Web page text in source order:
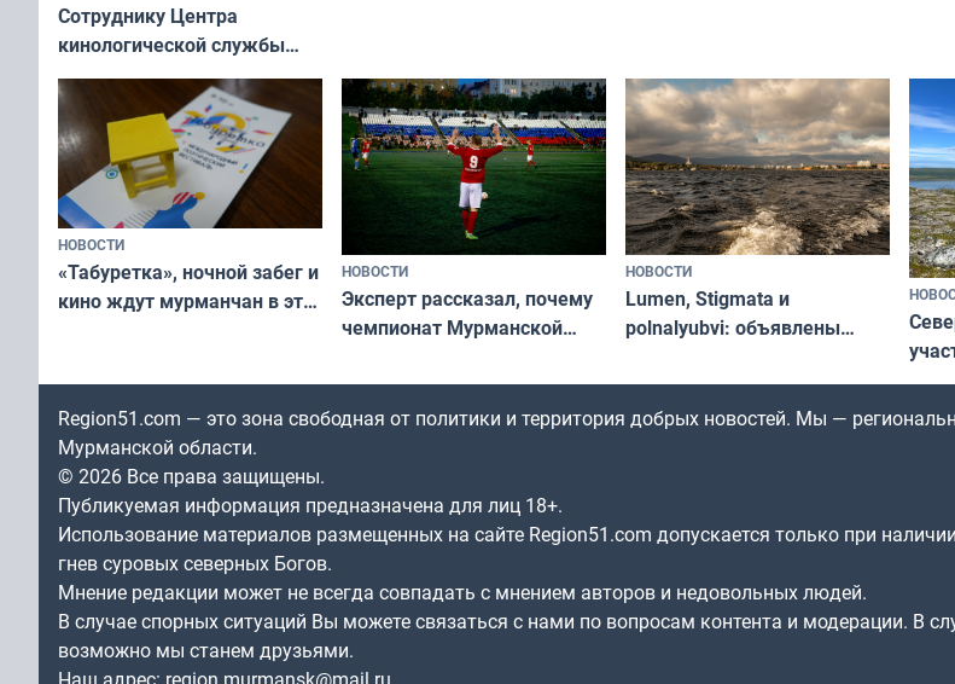
Сотруднику Центра
кинологической службы
ищут новый дом
НОВОСТИ
«Табуретка», ночной забег и
кино ждут мурманчан в эти
НОВОСТИ
Эксперт рассказал, почему
чемпионат Мурманской
незамеченным
НОВОСТИ
Lumen, Stigmata и
polnalyubvi: объявлены
«Имандра» в 2026 года
по
Region51.com — это зона свободная от политики и территория добрых новостей. Мы —
Мурманской области.
© 2026 Все права защищены.
Публикуемая информация предназначена для лиц 18+.
Использование материалов размещенных на сайте Region51.com допускается только при
гнев суровых северных Богов.
Мнение редакции может не всегда совпадать с мнением авторов и недовольных людей.
В случае спорных ситуаций Вы можете связаться с нами по вопросам контента и модерации. В
возможно мы станем друзьями.
Наш адрес: region.murmansk@mail.ru